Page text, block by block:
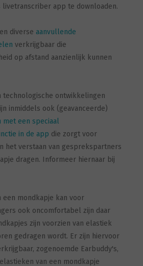
livetranscriber app te downloaden.
diverse aanvullende
verkrijgbaar die
op afstand aanzienlijk kunnen
technologische ontwikkelingen
inmiddels ook (geavanceerde)
een speciaal
in de app die zorgt voor
het verstaan van gesprekspartners
dragen. Informeer hiernaar bij
een mondkapje kan voor
ook oncomfortabel zijn daar
zijn voorzien van elastiek
gedragen wordt. Er zijn hiervoor
zogenoemde Earbuddy's,
van een mondkapje